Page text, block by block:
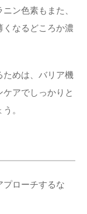
ン色素もまた、
なるどころか濃
ためは、バリア機
アでしっかりと
。
プローチするな